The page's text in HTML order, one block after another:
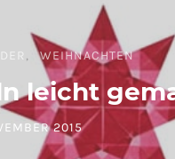
WEIHNACHTEN
leicht
ON
2015